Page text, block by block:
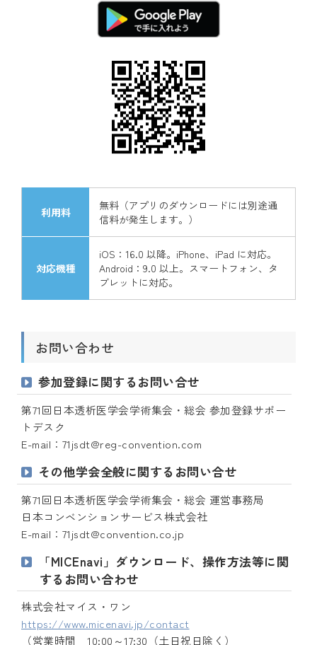
利用料
無料（アプリのダウンロードには別途通
信料が発生します。）
対応機種
iOS：16.0 以降。iPhone、iPad に対応。
Android：9.0 以上。スマートフォン、タ
ブレットに対応。
お問い合わせ
参加登録に関するお問い合せ
第71回日本透析医学会学術集会・総会 参加登録サポー
トデスク
E-mail：71jsdt@reg-convention.com
その他学会全般に関するお問い合せ
第71回日本透析医学会学術集会・総会 運営事務局
日本コンベンションサービス株式会社
E-mail：71jsdt@convention.co.jp
「MICEnavi」ダウンロード、操作方法等に関
するお問い合わせ
株式会社マイス・ワン
https://www.micenavi.jp/contact
（営業時間 10:00～17:30（土日祝日除く）